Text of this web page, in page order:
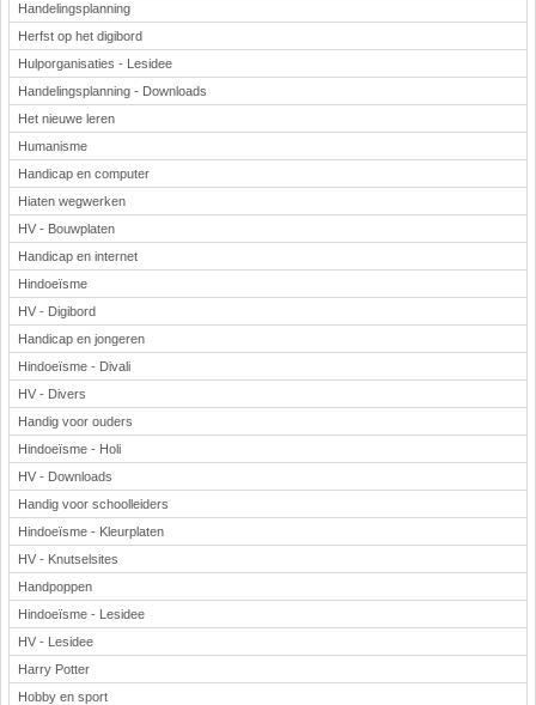
Handelingsplanning
Herfst op het digibord
Hulporganisaties - Lesidee
Handelingsplanning - Downloads
Het nieuwe leren
Humanisme
Handicap en computer
Hiaten wegwerken
HV - Bouwplaten
Handicap en internet
Hindoeïsme
HV - Digibord
Handicap en jongeren
Hindoeïsme - Divali
HV - Divers
Handig voor ouders
Hindoeïsme - Holi
HV - Downloads
Handig voor schoolleiders
Hindoeïsme - Kleurplaten
HV - Knutselsites
Handpoppen
Hindoeïsme - Lesidee
HV - Lesidee
Harry Potter
Hobby en sport